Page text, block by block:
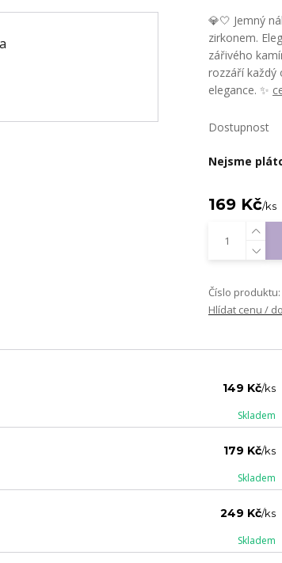
💎🤍 Jemný
zirkonem.
zářivého
rozzáří každý
elegance. ✨
Dostupnost
Nejsme
169 Kč/ks
Číslo produktu:
Hlídat cenu /
149 Kč/ks
Skladem
179 Kč/ks
Skladem
249 Kč/ks
Skladem